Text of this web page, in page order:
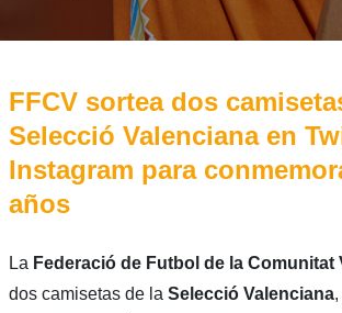
FFCV sortea dos
Selecció Valenciana en
Instagram para
años
La Federació de Futbol de la Comunitat
dos camisetas de la Selecció Valenciana,